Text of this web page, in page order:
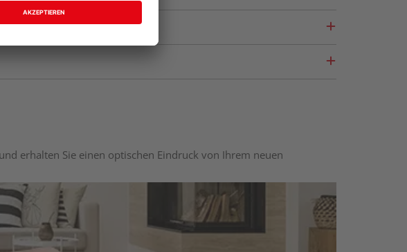
erhalten Sie einen optischen Eindruck von Ihrem neuen